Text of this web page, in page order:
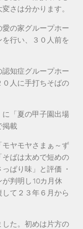
さは分かります。
愛の家グループホー
行い、３０人前を
認知症グループホー
人に手打ちそばの
に「夏の甲子園出場
掲載
モヤモヤさまぁ～ず
そばは太めで短めの
ぱり味」と評価 ・
判明し10カ月休
て２３年６月から
した。初めは片方の